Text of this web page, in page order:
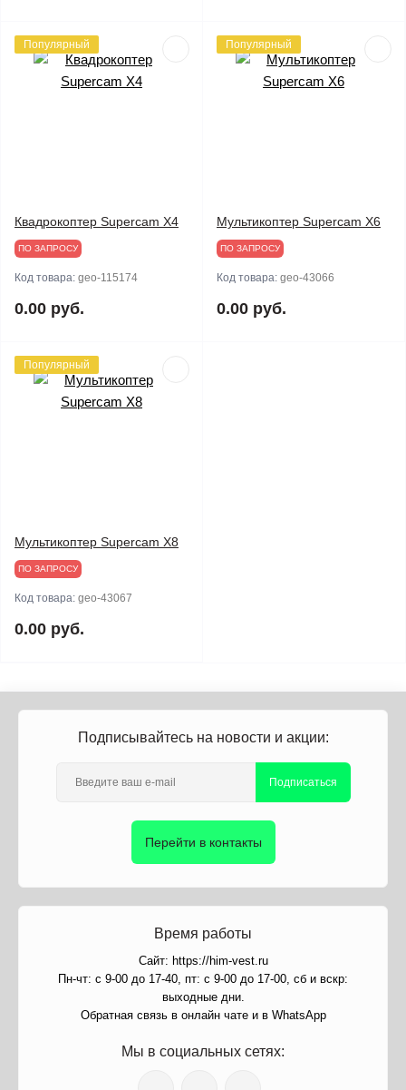
Популярный
Квадрокоптер Supercam X4
ПО ЗАПРОСУ
Код товара: geo-115174
0.00 руб.
Популярный
Мультикоптер Supercam X6
ПО ЗАПРОСУ
Код товара: geo-43066
0.00 руб.
Популярный
Мультикоптер Supercam X8
ПО ЗАПРОСУ
Код товара: geo-43067
0.00 руб.
Подписывайтесь на новости и акции:
Подписаться
Перейти в контакты
Время работы
Сайт: https://him-vest.ru
Пн-чт: с 9-00 до 17-40, пт: с 9-00 до 17-00, сб и вскр:
выходные дни.
Обратная связь в онлайн чате и в WhatsApp
Мы в социальных сетях: